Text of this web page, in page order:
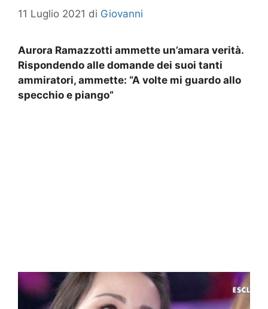
11 Luglio 2021 di Giovanni
Aurora Ramazzotti ammette un’amara verità.
Rispondendo alle domande dei suoi tanti
ammiratori, ammette: “A volte mi guardo allo
specchio e piango”